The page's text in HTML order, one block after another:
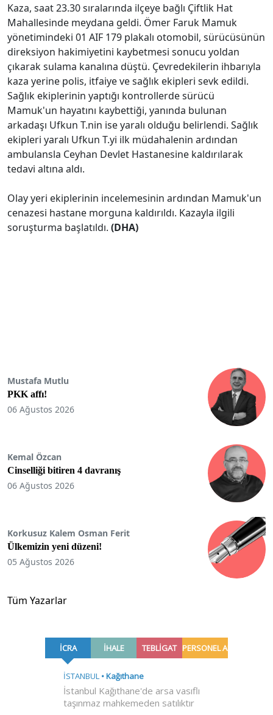
Kaza, saat 23.30 sıralarında ilçeye bağlı Çiftlik Hat
Mahallesinde meydana geldi. Ömer Faruk Mamuk
yönetimindeki 01 AIF 179 plakalı otomobil, sürücüsünün
direksiyon hakimiyetini kaybetmesi sonucu yoldan
çıkarak sulama kanalına düştü. Çevredekilerin ihbarıyla
kaza yerine polis, itfaiye ve sağlık ekipleri sevk edildi.
Sağlık ekiplerinin yaptığı kontrollerde sürücü
Mamuk'un hayatını kaybettiği, yanında bulunan
arkadaşı Ufkun T.nin ise yaralı olduğu belirlendi. Sağlık
ekipleri yaralı Ufkun T.yi ilk müdahalenin ardından
ambulansla Ceyhan Devlet Hastanesine kaldırılarak
tedavi altına aldı.
Olay yeri ekiplerinin incelemesinin ardından Mamuk'un
cenazesi hastane morguna kaldırıldı. Kazayla ilgili
soruşturma başlatıldı. (DHA)
Mustafa Mutlu
PKK affı!
06 Ağustos 2026
Kemal Özcan
Cinselliği bitiren 4 davranış
06 Ağustos 2026
Korkusuz Kalem Osman Ferit
Ülkemizin yeni düzeni!
05 Ağustos 2026
Tüm Yazarlar